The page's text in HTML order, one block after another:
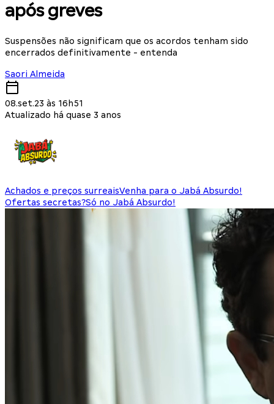
após greves
Suspensões não significam que os acordos tenham sido
encerrados definitivamente - entenda
Saori Almeida
08.set.23 às 16h51
Atualizado há quase 3 anos
Achados e preços surreaisVenha para o Jabá Absurdo!
Ofertas secretas?Só no Jabá Absurdo!